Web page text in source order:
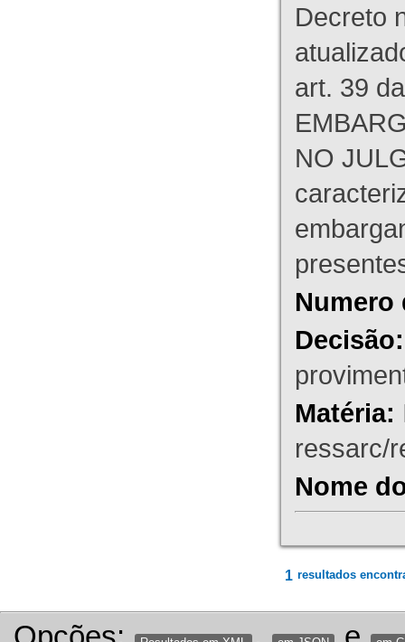
Decreto
art. 39
NO
Numero
Decisão:
Matéria:
ressarc/
Nome
1 resultados